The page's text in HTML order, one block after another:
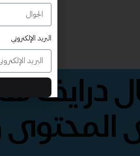
المحتوى
البريد الإلكتروني